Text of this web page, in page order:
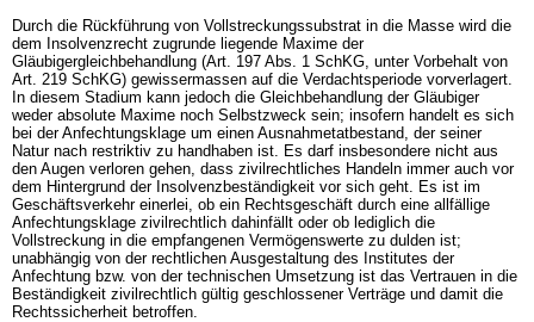
Durch die Rückführung von Vollstreckungssubstrat in die Masse wird die
dem Insolvenzrecht zugrunde liegende Maxime der
Gläubigergleichbehandlung (Art. 197 Abs. 1 SchKG, unter Vorbehalt von
Art. 219 SchKG) gewissermassen auf die Verdachtsperiode vorverlagert.
In diesem Stadium kann jedoch die Gleichbehandlung der Gläubiger
weder absolute Maxime noch Selbstzweck sein; insofern handelt es sich
bei der Anfechtungsklage um einen Ausnahmetatbestand, der seiner
Natur nach restriktiv zu handhaben ist. Es darf insbesondere nicht aus
den Augen verloren gehen, dass zivilrechtliches Handeln immer auch vor
dem Hintergrund der Insolvenzbeständigkeit vor sich geht. Es ist im
Geschäftsverkehr einerlei, ob ein Rechtsgeschäft durch eine allfällige
Anfechtungsklage zivilrechtlich dahinfällt oder ob lediglich die
Vollstreckung in die empfangenen Vermögenswerte zu dulden ist;
unabhängig von der rechtlichen Ausgestaltung des Institutes der
Anfechtung bzw. von der technischen Umsetzung ist das Vertrauen in die
Beständigkeit zivilrechtlich gültig geschlossener Verträge und damit die
Rechtssicherheit betroffen.